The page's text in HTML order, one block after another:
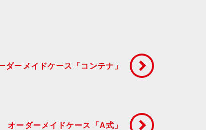
ダーメイドケース「コンテナ」
オーダーメイドケース「A式」